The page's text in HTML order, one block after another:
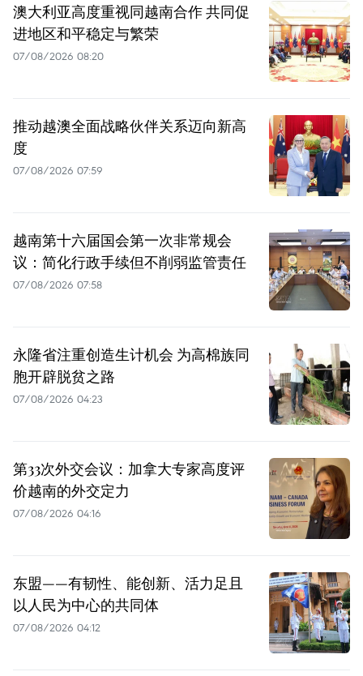
澳大利亚高度重视同越南合作 共同促
进地区和平稳定与繁荣
07/08/2026 08:20
推动越澳全面战略伙伴关系迈向新高
度
07/08/2026 07:59
越南第十六届国会第一次非常规会
议：简化行政手续但不削弱监管责任
07/08/2026 07:58
永隆省注重创造生计机会 为高棉族同
胞开辟脱贫之路
07/08/2026 04:23
第33次外交会议：加拿大专家高度评
价越南的外交定力
07/08/2026 04:16
东盟——有韧性、能创新、活力足且
以人民为中心的共同体
07/08/2026 04:12